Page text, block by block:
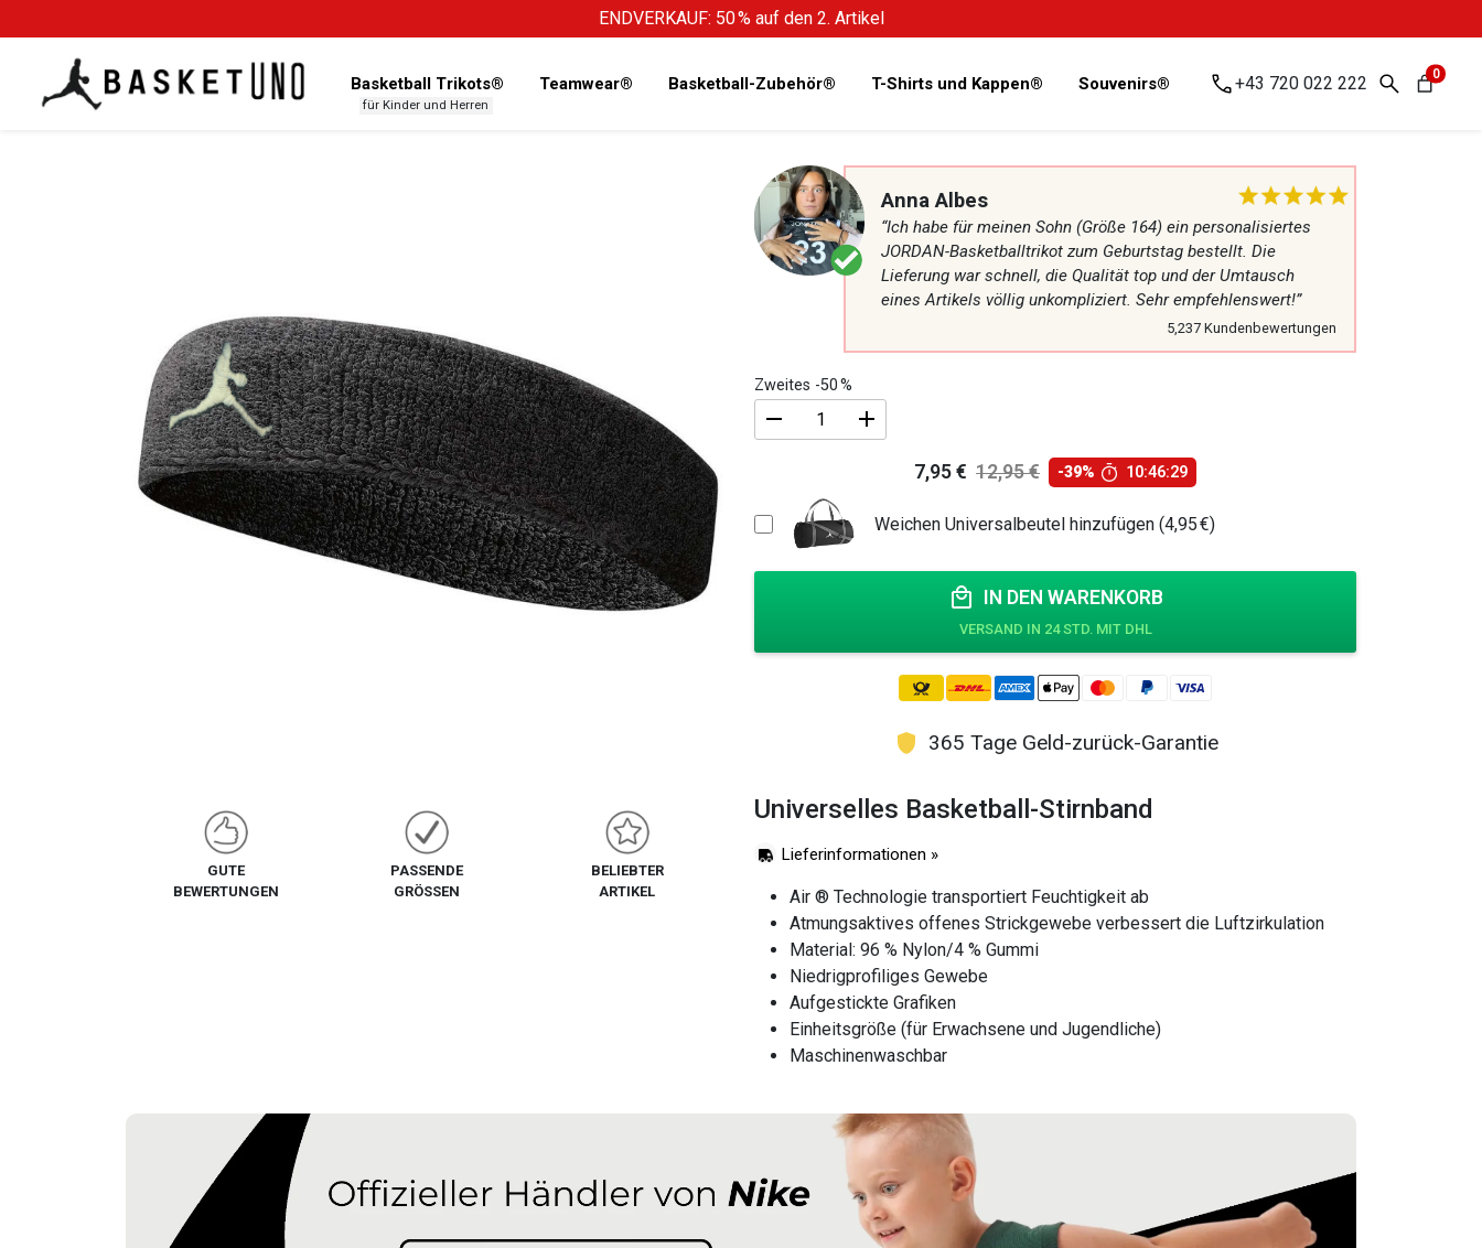
ENDVERKAUF: 50 % auf den 2. Artikel
Basketball Trikots®
für Kinder und Herren
Teamwear® Basketball-Zubehör® T-Shirts und Kappen® Souvenirs® +43 720 022 222 0
GUTE
BEWERTUNGEN
PASSENDE
GRÖSSEN
BELIEBTER
ARTIKEL
Anna Albes
“Ich habe für meinen Sohn (Größe 164) ein personalisiertes
JORDAN-Basketballtrikot zum Geburtstag bestellt. Die
Lieferung war schnell, die Qualität top und der Umtausch
eines Artikels völlig unkompliziert. Sehr empfehlenswert!”
5,237 Kundenbewertungen
Weichen Universalbeutel hinzufügen (4,95 €)
Zweites -50 %
Stirnband
Menge
12,95€
Ursprünglicher
Preis
12,95 €
7,95€
Aktueller
Preis
7,95 €.
-39% 10:46:27
IN DEN WARENKORB
365 Tage Geld-zurück-Garantie
Universelles Basketball-Stirnband
Lieferinformationen »
Air ® Technologie transportiert Feuchtigkeit ab
Atmungsaktives offenes Strickgewebe verbessert die Luftzirkulation
Material: 96 % Nylon/4 % Gummi
Niedrigprofiliges Gewebe
Aufgestickte Grafiken
Einheitsgröße (für Erwachsene und Jugendliche)
Maschinenwaschbar